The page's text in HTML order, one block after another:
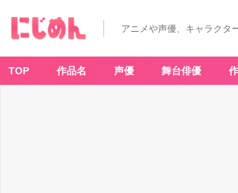
アニメや声優、キャラクタ
TOP 作品名 声優 舞台俳優